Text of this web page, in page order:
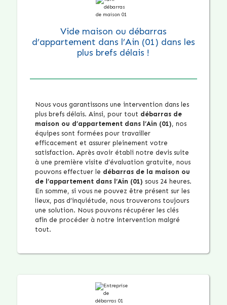
Vide maison ou débarras
d’appartement dans l’Ain (01) dans les
plus brefs délais !
Nous vous garantissons une intervention dans les
plus brefs délais. Ainsi, pour tout débarras de
maison ou d’appartement dans l’Ain (01), nos
équipes sont formées pour travailler
efficacement et assurer pleinement votre
satisfaction. Après avoir établi notre devis suite
à une première visite d’évaluation gratuite, nous
pouvons effectuer le débarras de la maison ou
de l’appartement dans l’Ain (01) sous 24 heures.
En somme, si vous ne pouvez être présent sur les
lieux, pas d’inquiétude, nous trouverons toujours
une solution. Nous pouvons récupérer les clés
afin de procéder à notre intervention malgré
tout.